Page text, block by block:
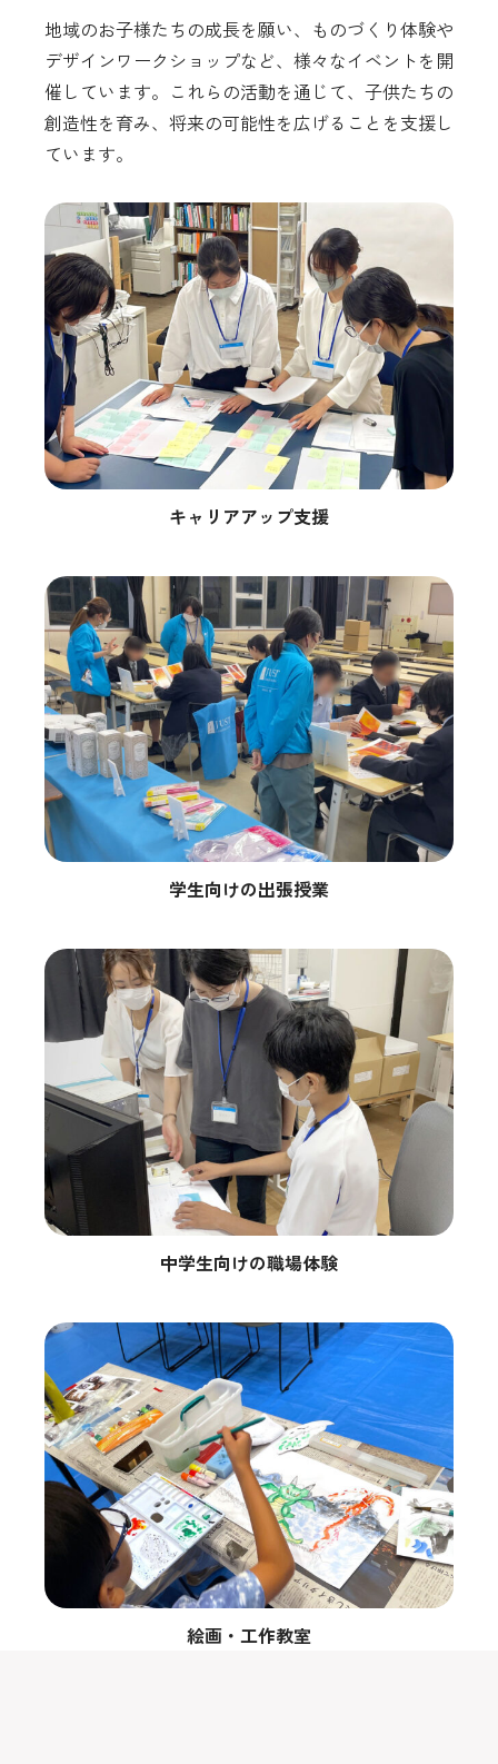
地域のお子様たちの成長を願い、ものづくり体験や
デザインワークショップなど、様々なイベントを開
催しています。これらの活動を通じて、子供たちの
創造性を育み、将来の可能性を広げることを支援し
ています。
キャリアアップ支援
学生向けの出張授業
中学生向けの職場体験
絵画・工作教室